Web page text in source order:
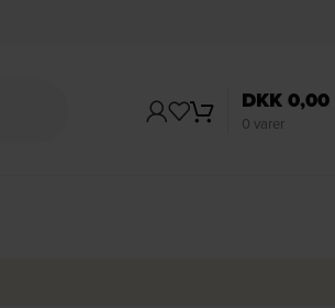
0 varer
DKK0,00